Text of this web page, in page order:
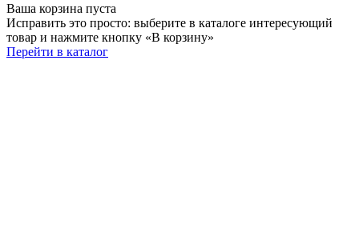
Ваша корзина пуста
Исправить это просто: выберите в каталоге интересующий
товар и нажмите кнопку «В корзину»
Перейти в каталог